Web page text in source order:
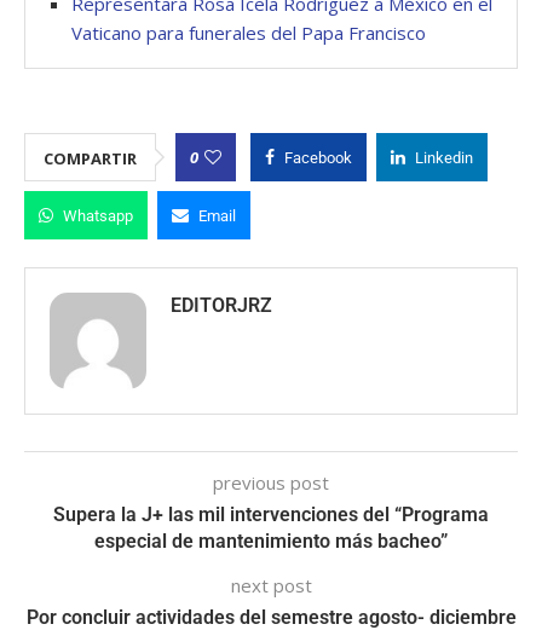
Vaticano para funerales del Papa Francisco
COMPARTIR 0 Facebook Linkedin
Whatsapp Email
EDITORJRZ
previous post
Supera la J+ las mil intervenciones del “Programa
especial de mantenimiento más bacheo”
next post
Por concluir actividades del semestre agosto- diciembre